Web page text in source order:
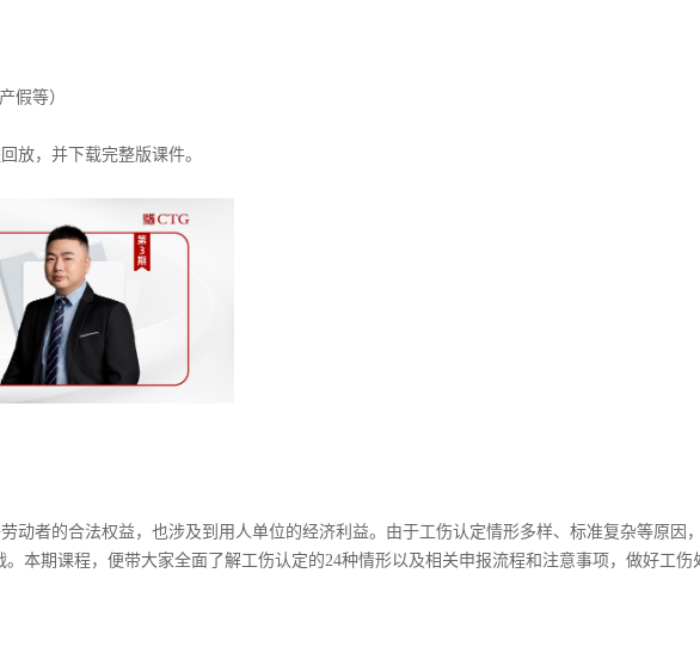
假等）
放，并下载完整版课件。
动者的合法权益，也涉及到用人单位的经济利益。由于工伤认定情形多样、标准复杂等原因
本期课程，便带大家全面了解工伤认定的24种情形以及相关申报流程和注意事项，做好工伤